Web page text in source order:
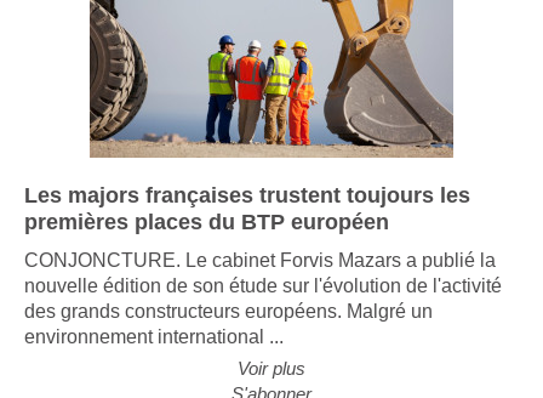
Les majors françaises trustent toujours les
premières places du BTP européen
CONJONCTURE. Le cabinet Forvis Mazars a publié la
nouvelle édition de son étude sur l'évolution de l'activité
des grands constructeurs européens. Malgré un
Voir plus